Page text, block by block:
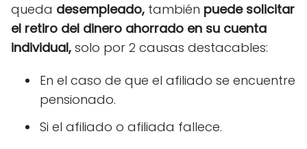
queda desempleado, también puede solicitar
el retiro del dinero ahorrado en su cuenta
individual, solo por 2 causas destacables:
En el caso de que el afiliado se encuentre
pensionado.
Si el afiliado o afiliada fallece.